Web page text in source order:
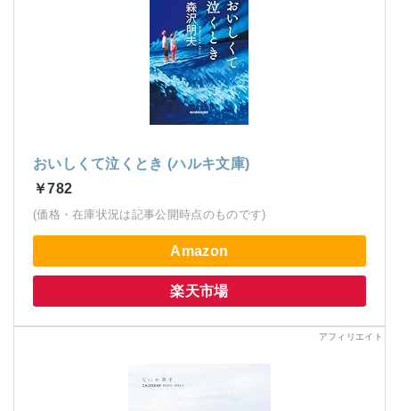
おいしくて泣くとき (ハルキ文庫)
￥782
(価格・在庫状況は記事公開時点のものです)
Amazon
楽天市場